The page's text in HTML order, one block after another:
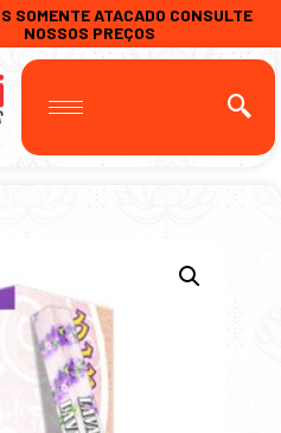
SOMENTE ATACADO CONSULTE
NOSSOS PREÇOS